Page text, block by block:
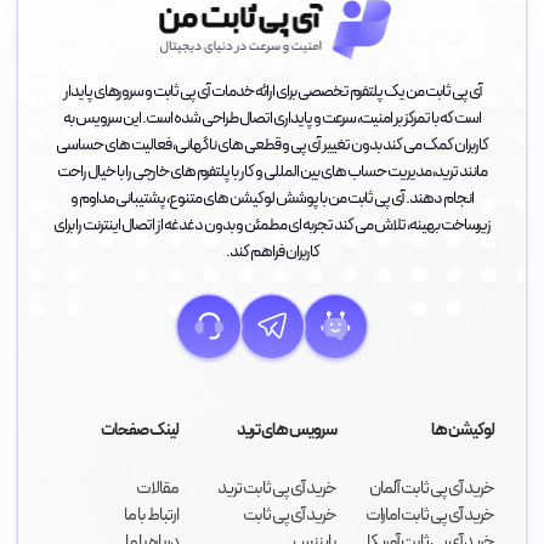
آی پی ثابت من یک پلتفرم تخصصی برای ارائه خدمات آی پی ثابت و سرورهای پایدار
است که با تمرکز بر امنیت، سرعت و پایداری اتصال طراحی شده است. این سرویس به
کاربران کمک می کند بدون تغییر آی پی و قطعی های ناگهانی، فعالیت های حساسی
مانند ترید، مدیریت حساب های بین المللی و کار با پلتفرم های خارجی را با خیال راحت
انجام دهند. آی پی ثابت من با پوشش لوکیشن های متنوع، پشتیبانی مداوم و
زیرساخت بهینه، تلاش می کند تجربه ای مطمئن و بدون دغدغه از اتصال اینترنت را برای
کاربران فراهم کند.
لوکیشن ها
خرید آی پی ثابت آلمان
خرید آی پی ثابت امارات
سرویس های ترید
خرید آی پی ثابت ترید
خرید آی پی ثابت
لینک صفحات
مقالات
ارتباط با ما